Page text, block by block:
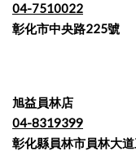
04-7510022
彰化市中央路225號
旭益員林店
04-8319399
彰化縣員林市員林大